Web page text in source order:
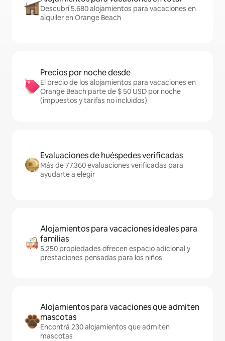
Descubrí 5.680 alojamientos para vacaciones en
alquiler en Orange Beach
Precios por noche desde
El precio de los alojamientos para vacaciones en
Orange Beach parte de $ 50 USD por noche
(impuestos y tarifas no incluidos)
Evaluaciones de huéspedes verificadas
Más de 77.360 evaluaciones verificadas para
ayudarte a elegir
Alojamientos para vacaciones ideales para
familias
5.250 propiedades ofrecen espacio adicional y
prestaciones pensadas para los niños
Alojamientos para vacaciones que admiten
mascotas
Encontrá 230 alojamientos que admiten
mascotas